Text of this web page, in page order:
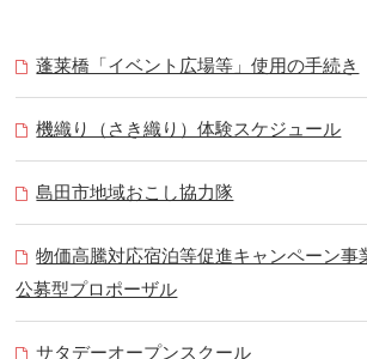
蓬莱橋「イベント広場等」使用の手続き
機織り（さき織り）体験スケジュール
島田市地域おこし協力隊
物価高騰対応宿泊等促進キャンペーン事
公募型プロポーザル
サタデーオープンスクール